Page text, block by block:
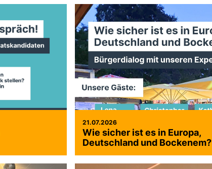
21.07.2026
Wie sicher ist es in Europa,
Deutschland und Bockenem?